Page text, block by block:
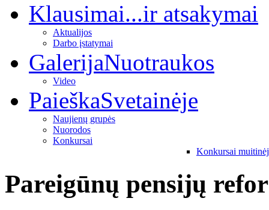
Klausimai...ir atsakymai
Aktualijos
Darbo įstatymai
GalerijaNuotraukos
Video
PaieškaSvetainėje
Naujienų grupės
Nuorodos
Konkursai
Konkursai
Pareigūnų pensijų